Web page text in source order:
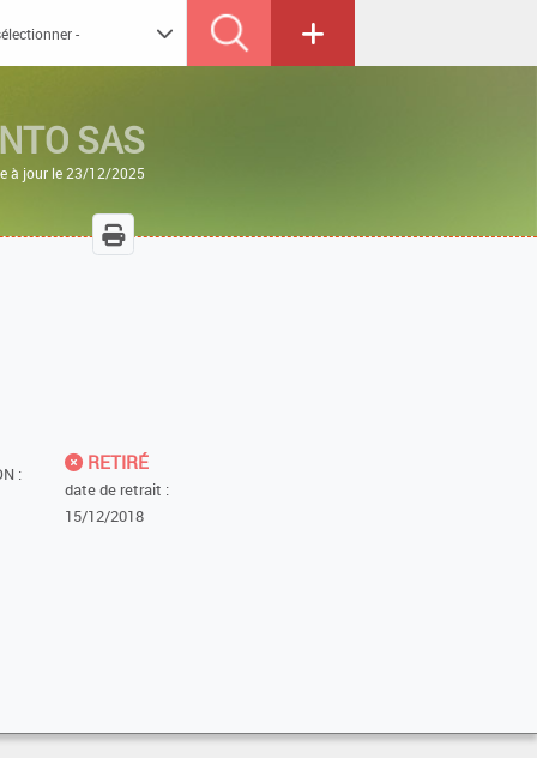
SAS
à jour le 23/12/2025
:
RETIRÉ
date de retrait :
15/12/2018